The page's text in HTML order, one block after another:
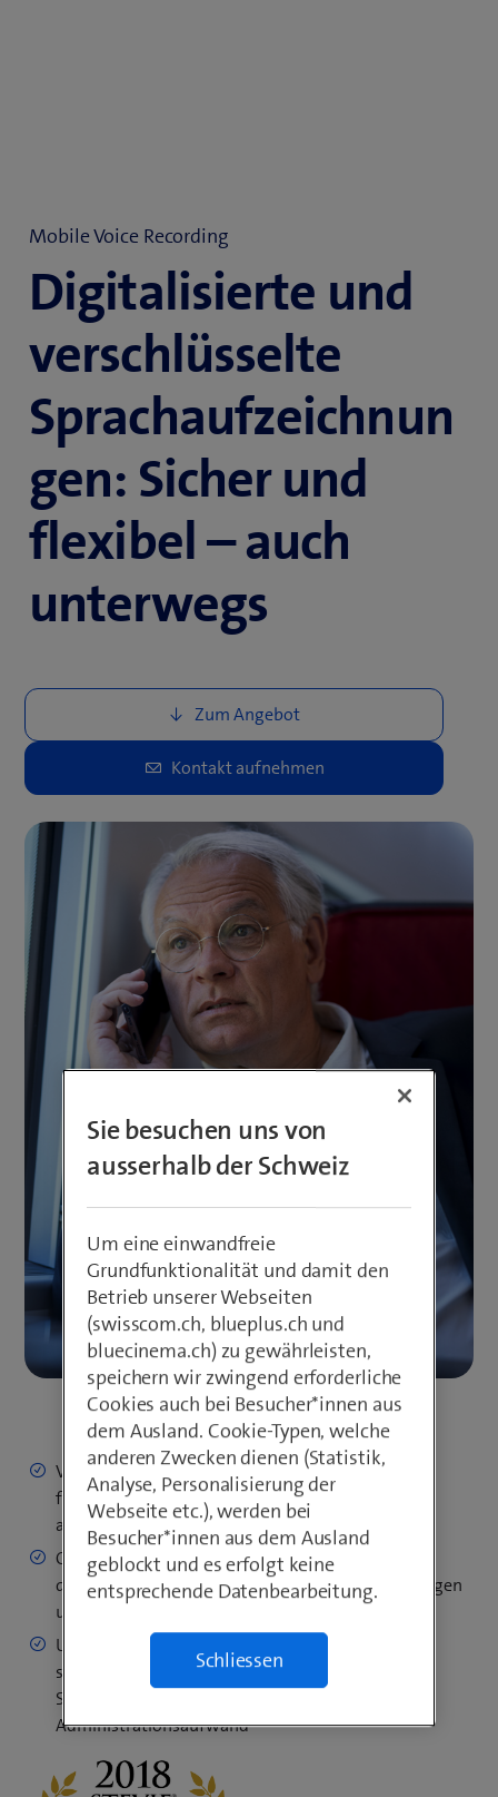
Mobile Voice Recording
Digitalisierte und
verschlüsselte
Sprachaufzeichnun
gen: Sicher und
flexibel – auch
unterwegs
Verbindliche Gespräche orts- und zeitunabhängig
führen und so auch mündliche Verträge beweisbar
abschliessen
Optimaler Schutz Ihres geistigen Eigentums dank
digitalisierten und gesicherten Sprachaufzeichnungen
und Verbindungsdaten
Umfassende Dienstleistung gemäss höchsten
schweizerischen und internationalen
Sicherheitsstandards, mit geringem
Administrationsaufwand
Sie besuchen uns von
ausserhalb der Schweiz
Um eine einwandfreie
Grundfunktionalität und damit den
Betrieb unserer Webseiten
(swisscom.ch, blueplus.ch und
bluecinema.ch) zu gewährleisten,
speichern wir zwingend erforderliche
Cookies auch bei Besucher*innen aus
dem Ausland. Cookie-Typen, welche
anderen Zwecken dienen (Statistik,
Analyse, Personalisierung der
Webseite etc.), werden bei
Besucher*innen aus dem Ausland
geblockt und es erfolgt keine
entsprechende Datenbearbeitung.
Schliessen